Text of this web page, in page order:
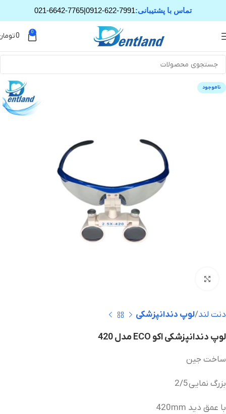
تماس با پشتیبانی:0912-622-7991
|
021-6642-7765
0
0
ناموجود
دنت لند لوپ دندانپزشکی
لوپ دندانپزشکی اکو ECO مدل 420
ساخت جین
بزرگ نمایی 2/5
با عمق دید 420mm